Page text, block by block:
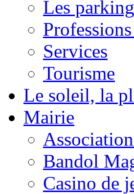
Les
Services
Tourisme
Le soleil, la
Mairie
Bandol
Casino de